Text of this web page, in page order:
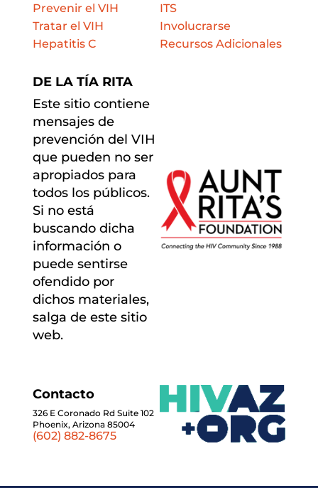
Prevenir el VIH
Tratar el VIH
Hepatitis C
ITS
Involucrarse
Recursos Adicionales
DE LA TÍA RITA
Este sitio contiene
mensajes de
prevención del VIH
que pueden no ser
apropiados para
todos los públicos.
Si no está
buscando dicha
información o
puede sentirse
ofendido por
dichos materiales,
salga de este sitio
web.
Contacto
326 E Coronado Rd Suite 102
Phoenix, Arizona 85004
(602) 882-8675